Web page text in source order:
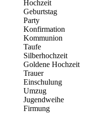
Hochzeit
Geburtstag
Party
Konfirmation
Kommunion
Taufe
Silberhochzeit
Goldene Hochzeit
Trauer
Einschulung
Umzug
Jugendweihe
Firmung